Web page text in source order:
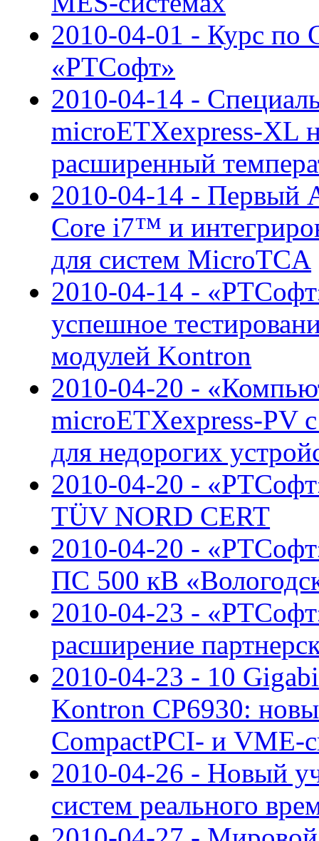
2010-04-01 - Курс по
«РТСофт»
2010-04-14 -
microETXexpress-XL
расширенный
2010-04-14 - Первый
Core i7™ и
для систем MicroTCA
2010-04-14 -
успешное
модулей Kontron
2010-04-20 -
microETXexpress-PV
для недорогих
2010-04-20 -
TÜV NORD CERT
2010-04-20 -
ПС 500 кВ
2010-04-23 -
расширение
2010-04-23 - 10
Kontron CP6930:
CompactPCI- и VME-
2010-04-26 - Новый
систем реального